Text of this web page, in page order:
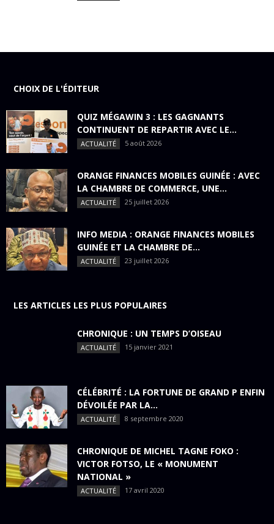
CHOIX DE L'ÉDITEUR
QUIZ MÉGAWIN 3 : LES GAGNANTS
CONTINUENT DE REPARTIR AVEC LE...
ACTUALITÉ 5 août 2026
ORANGE FINANCES MOBILES GUINÉE : AVEC
LA CHAMBRE DE COMMERCE, UNE...
ACTUALITÉ 25 juillet 2026
INFO MEDIA : ORANGE FINANCES MOBILES
GUINÉE ET LA CHAMBRE DE...
ACTUALITÉ 23 juillet 2026
LES ARTICLES LES PLUS POPULAIRES
CHRONIQUE : UN TEMPS D’OISEAU
ACTUALITÉ 15 janvier 2021
CÉLÉBRITÉ : LA FORTUNE DE GRAND P ENFIN
DÉVOILÉE PAR LA...
ACTUALITÉ 8 septembre 2020
CHRONIQUE DE MICHEL TAGNE FOKO :
VICTOR FOTSO, LE « MONUMENT
NATIONAL »
ACTUALITÉ 17 avril 2020